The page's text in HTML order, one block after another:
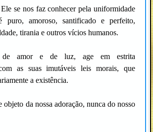
se nos faz conhecer pela uniformidade
puro, amoroso, santificado e perfeito,
tirania e outros vícios humanos.
amor e de luz, age em estrita
as suas imutáveis leis morais, que
a existência.
objeto da nossa adoração, nunca do nosso